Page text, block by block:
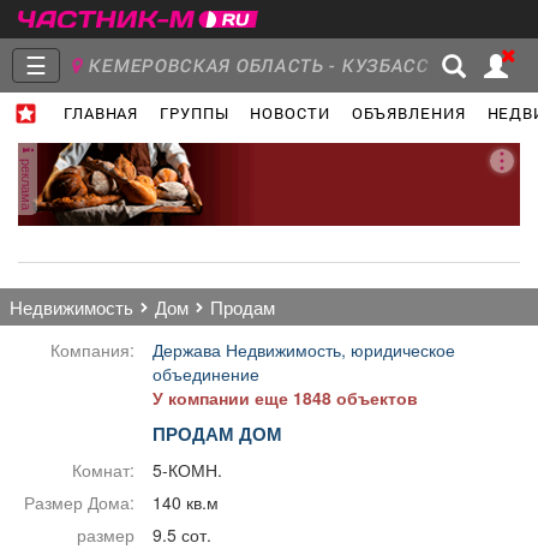
☰ КЕМЕРОВСКАЯ ОБЛАСТЬ - КУЗБАСС
ГЛАВНАЯ ГРУППЫ НОВОСТИ ОБЪЯВЛЕНИЯ
Главная
Группы Новости
реклама
недвижимость дом продам
Компания:
Держава Недвижимость, юридическое
объединение
У компании еще 1848 объектов
ПРОДАМ ДОМ
Комнат:
5-КОМН.
Размер Дома:
140 кв.м
размер
9.5 сот.